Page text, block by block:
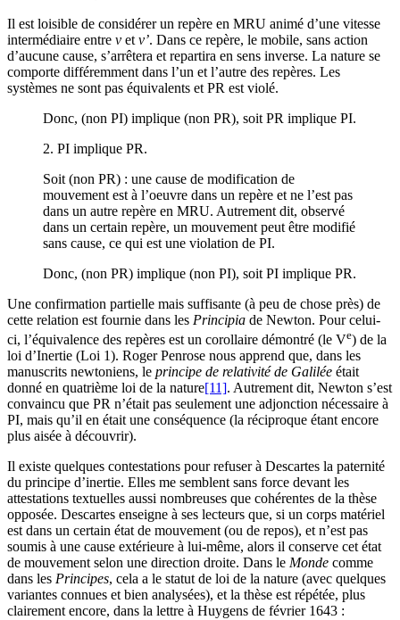
Il est loisible de considérer un repère en MRU animé d’une vitesse
intermédiaire entre v et v’. Dans ce repère, le mobile, sans action
d’aucune cause, s’arrêtera et repartira en sens inverse. La nature se
comporte différemment dans l’un et l’autre des repères. Les
systèmes ne sont pas équivalents et PR est violé.
Donc, (non PI) implique (non PR), soit PR implique PI.
2. PI implique PR.
Soit (non PR) : une cause de modification de
mouvement est à l’oeuvre dans un repère et ne l’est pas
dans un autre repère en MRU. Autrement dit, observé
dans un certain repère, un mouvement peut être modifié
sans cause, ce qui est une violation de PI.
Donc, (non PR) implique (non PI), soit PI implique PR.
Une confirmation partielle mais suffisante (à peu de chose près) de
cette relation est fournie dans les Principia de Newton. Pour celui-
ci, l’équivalence des repères est un corollaire démontré (le Ve) de la
loi d’Inertie (Loi 1). Roger Penrose nous apprend que, dans les
manuscrits newtoniens, le principe de relativité de Galilée était
donné en quatrième loi de la nature[11]. Autrement dit, Newton s’est
convaincu que PR n’était pas seulement une adjonction nécessaire à
PI, mais qu’il en était une conséquence (la réciproque étant encore
plus aisée à découvrir).
Il existe quelques contestations pour refuser à Descartes la paternité
du principe d’inertie. Elles me semblent sans force devant les
attestations textuelles aussi nombreuses que cohérentes de la thèse
opposée. Descartes enseigne à ses lecteurs que, si un corps matériel
est dans un certain état de mouvement (ou de repos), et n’est pas
soumis à une cause extérieure à lui-même, alors il conserve cet état
de mouvement selon une direction droite. Dans le Monde comme
dans les Principes, cela a le statut de loi de la nature (avec quelques
variantes connues et bien analysées), et la thèse est répétée, plus
clairement encore, dans la lettre à Huygens de février 1643 :